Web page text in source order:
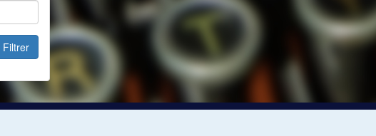
Filtrer